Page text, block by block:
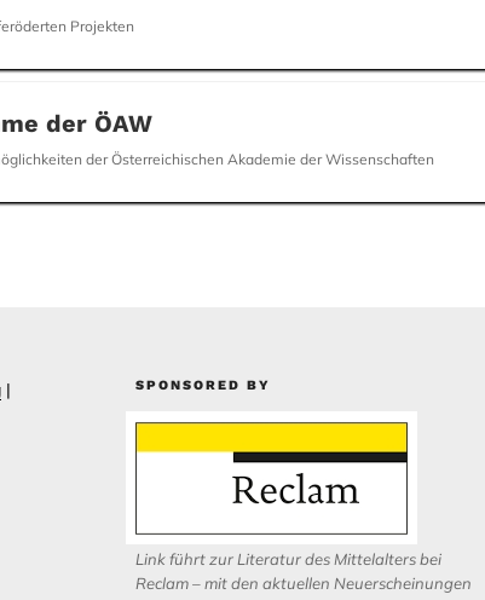
Projekten
der ÖAW
der Österreichischen Akademie der Wissenschaften
|
SPONSORED BY
Link führt zur Literatur des Mittelalters bei
Reclam – mit den aktuellen Neuerscheinungen